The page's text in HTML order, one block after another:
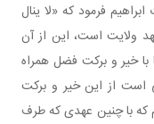
فرمود که «لا ینال
ولایت است، این از آن
خیر و برکت فضل همراه
از این خیر و برکت
که با چنین عهدی که طرف